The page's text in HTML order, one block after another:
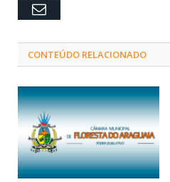
Email
CONTEÚDO RELACIONADO